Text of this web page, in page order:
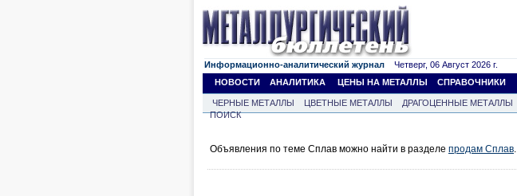
Информационно-аналитический журнал Четверг, 06 Август 2026 г.
НОВОСТИ
АНАЛИТИКА ЦЕНЫ НА МЕТАЛЛЫ СПРАВОЧНИКИ
ЧЕРНЫЕ МЕТАЛЛЫ ЦВЕТНЫЕ МЕТАЛЛЫ ДРАГОЦЕННЫЕ МЕТАЛЛЫ
ПОИСК
Объявления по теме Сплав можно найти в разделе продам Сплав.